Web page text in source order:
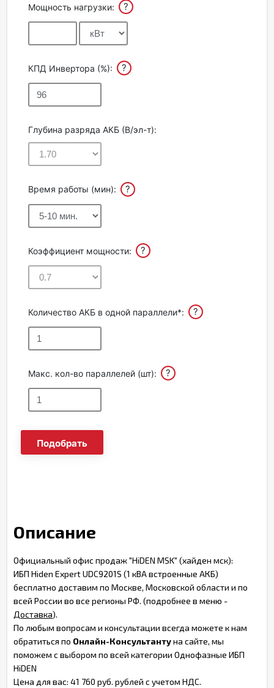
Мощность нагрузки: ?
КПД Инвертора (%): ?
Глубина разряда АКБ (В/эл-т):
Время работы (мин): ?
Коэффициент мощности: ?
Количество АКБ в одной параллели*: ?
Макс. кол-во параллелей (шт): ?
Подобрать
Описание
Официальный офис продаж "HiDEN MSK" (хайден мск):
ИБП Hiden Expert UDC9201S (1 кВА встроенные АКБ)
бесплатно доставим по Москве, Московской области и по
всей России во все регионы РФ. (подробнее в меню -
Доставка).
По любым вопросам и консультации всегда можете к нам
обратиться по Онлайн-Консультантуна сайте, мы
поможем с выбором по всей категории Однофазные ИБП
HiDEN
Цена для вас: 41 760 руб. рублей с учетом НДС.